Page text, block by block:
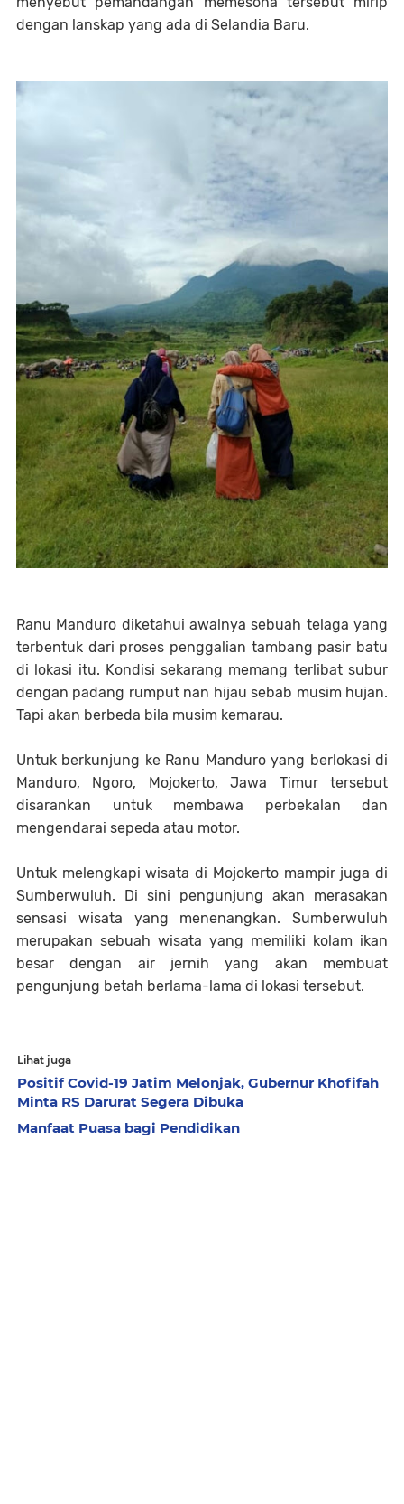
dengan lanskap yang ada di Selandia Baru.
Ranu Manduro diketahui awalnya sebuah telaga yang
terbentuk dari proses penggalian tambang pasir batu
di lokasi itu. Kondisi sekarang memang terlibat subur
dengan padang rumput nan hijau sebab musim hujan.
Tapi akan berbeda bila musim kemarau.
Untuk berkunjung ke Ranu Manduro yang berlokasi di
Manduro, Ngoro, Mojokerto, Jawa Timur tersebut
disarankan untuk membawa perbekalan dan
mengendarai sepeda atau motor.
Untuk melengkapi wisata di Mojokerto mampir juga di
Sumberwuluh. Di sini pengunjung akan merasakan
sensasi wisata yang menenangkan. Sumberwuluh
merupakan sebuah wisata yang memiliki kolam ikan
besar dengan air jernih yang akan membuat
pengunjung betah berlama-lama di lokasi tersebut.
Lihat juga
Positif Covid-19 Jatim Melonjak, Gubernur Khofifah
Minta RS Darurat Segera Dibuka
Manfaat Puasa bagi Pendidikan